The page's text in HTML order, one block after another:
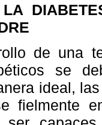
de una
se
ideal,
fielmente